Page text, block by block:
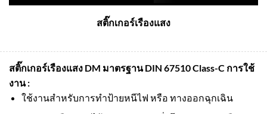
สติ๊กเกอร์เรืองแสง
สติ๊กเกอร์เรืองแสง DM มาตรฐาน DIN 67510 Class-C การใช้
งาน :
ใช้งานสำหรับการทำป้ายหนีไฟ หรือ ทางออกฉุกเฉิน